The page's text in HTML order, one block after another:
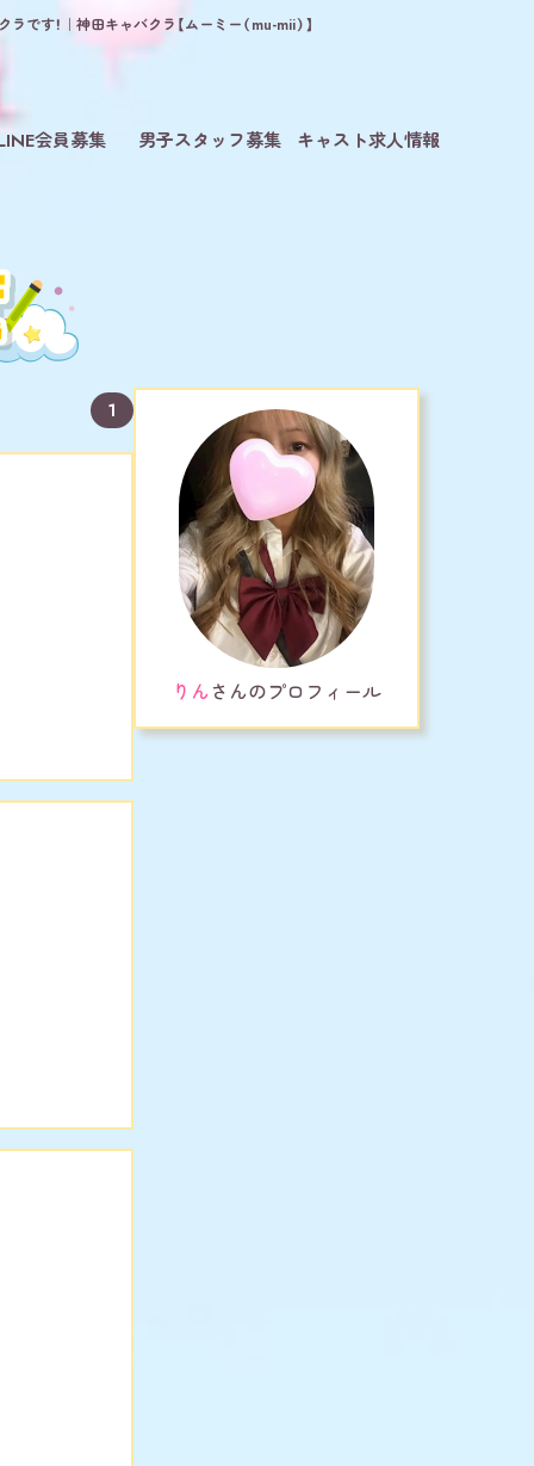
す！｜神田キャバクラ【ムーミー（mu-mii）】
会員募集 男子スタッフ募集 キャスト求人情報
りんさんのプロフィール
1